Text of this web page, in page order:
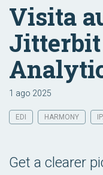
Visita
Jitterbit
1 ago 2025
EDI HARMONY
Get a clearer